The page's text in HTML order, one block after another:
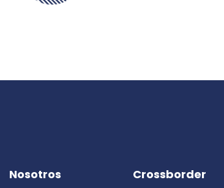
Nosotros Crossborder